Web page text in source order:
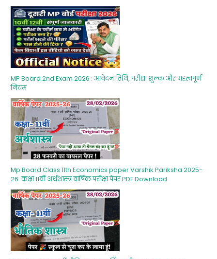
MP Board 2nd Exam 2026 : आवेदन तिथि, परीक्षा शुल्‍क और महत्‍वपूर्ण
नियम
Mp Board Class 11th Economics paper Varshik Pariksha 2025-
26: कक्षा 11वीं अर्थशास्‍त्र वार्षिक परीक्षा पेपर PDF Download